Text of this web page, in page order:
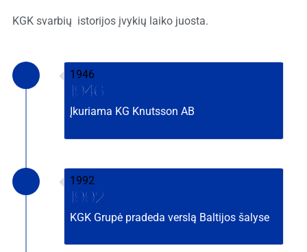
KGK svarbių istorijos įvykių laiko juosta.
1946
1946
Įkuriama KG Knutsson AB
1992
1992
KGK Grupė pradeda verslą Baltijos šalyse